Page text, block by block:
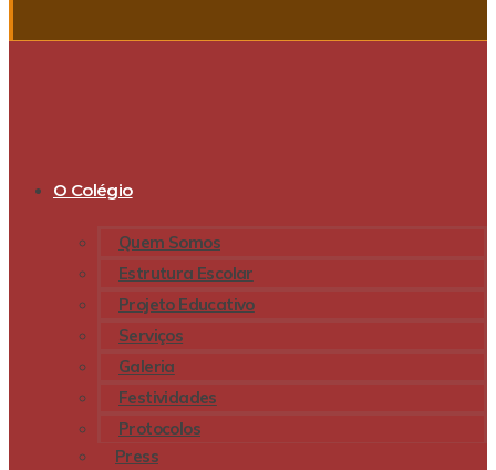
O Colégio
Quem Somos
Estrutura Escolar
Projeto Educativo
Serviços
Galeria
Festividades
Protocolos
Press